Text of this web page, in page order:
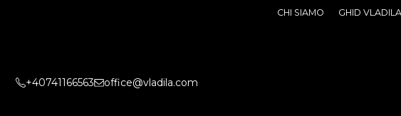
CHI SIAMO GHID VLADILA
+40741166563 office@vladila.com